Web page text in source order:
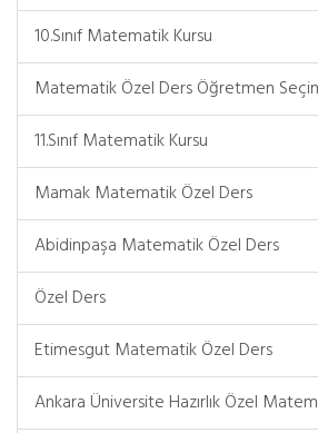
10.Sınıf Matematik Kursu
Matematik Özel Ders Öğretmen
11.Sınıf Matematik Kursu
Mamak Matematik Özel Ders
Abidinpaşa Matematik Özel Ders
Özel Ders
Etimesgut Matematik Özel Ders
Ankara Üniversite Hazırlık Özel